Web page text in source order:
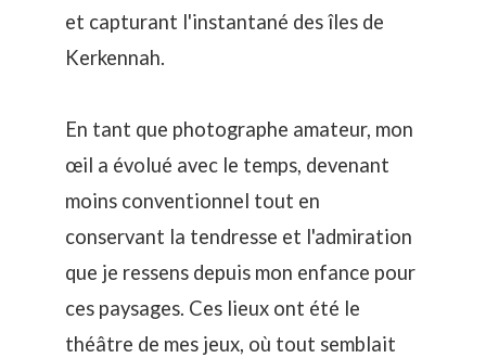
et capturant l'instantané des îles de
Kerkennah.
En tant que photographe amateur, mon
œil a évolué avec le temps, devenant
moins conventionnel tout en
conservant la tendresse et l'admiration
que je ressens depuis mon enfance pour
ces paysages. Ces lieux ont été le
théâtre de mes jeux, où tout semblait